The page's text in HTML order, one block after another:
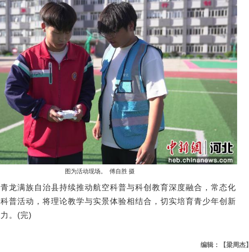
图为活动现场。 傅自胜 摄
满族自治县持续推动航空科普与科创教育深度融合，常态化
普活动，将理论教学与实景体验相结合，切实培育青少年创新
。(完)
编辑：【梁周杰】